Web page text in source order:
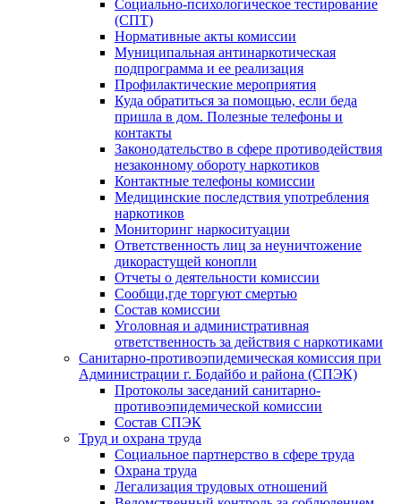
Социально-психологическое тестирование
(СПТ)
Нормативные акты комиссии
Муниципальная антинаркотическая
подпрограмма и ее реализация
Профилактические мероприятия
Куда обратиться за помощью, если беда
пришла в дом. Полезные телефоны и
контакты
Законодательство в сфере противодействия
незаконному обороту наркотиков
Контактные телефоны комиссии
Медицинские последствия употребления
наркотиков
Мониторинг наркоситуации
Ответственность лиц за неуничтожение
дикорастущей конопли
Отчеты о деятельности комиссии
Сообщи,где торгуют смертью
Состав комиссии
Уголовная и административная
ответственность за действия с наркотиками
Санитарно-противоэпидемическая комиссия при
Администрации г. Бодайбо и района (СПЭК)
Протоколы заседаний санитарно-
противоэпидемической комиссии
Состав СПЭК
Труд и охрана труда
Социальное партнерство в сфере труда
Охрана труда
Легализация трудовых отношений